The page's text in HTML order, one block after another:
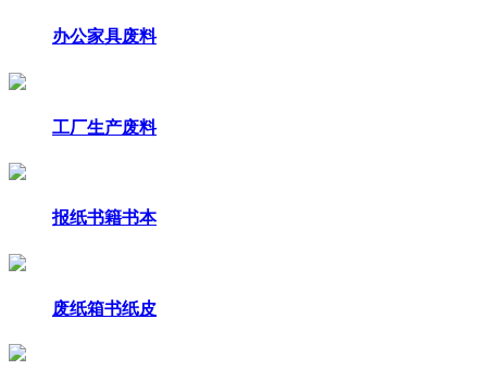
办公家具废料
工厂生产废料
报纸书籍书本
废纸箱书纸皮